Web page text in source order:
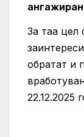
За таа цел
обратат и
22.12.2025